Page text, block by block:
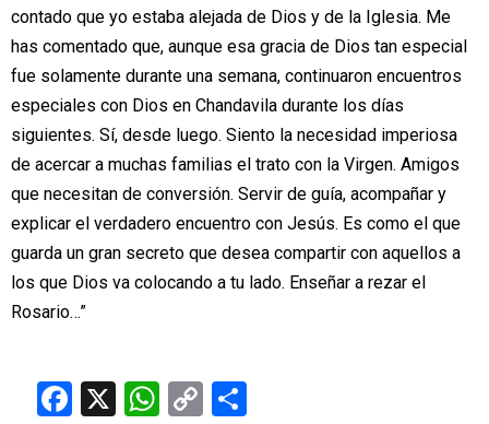
contado que yo estaba alejada de Dios y de la Iglesia. Me
has comentado que, aunque esa gracia de Dios tan especial
fue solamente durante una semana, continuaron encuentros
especiales con Dios en Chandavila durante los días
siguientes. Sí, desde luego. Siento la necesidad imperiosa
de acercar a muchas familias el trato con la Virgen. Amigos
que necesitan de conversión. Servir de guía, acompañar y
explicar el verdadero encuentro con Jesús. Es como el que
guarda un gran secreto que desea compartir con aquellos a
los que Dios va colocando a tu lado. Enseñar a rezar el
Rosario…”
Facebook
X WhatsApp
Copy